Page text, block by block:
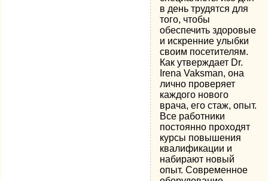
в день трудятся для
того, чтобы
обеспечить здоровые
и искренние улыбки
своим посетителям.
Как утверждает Dr.
Irena Vaksman, она
лично проверяет
каждого нового
врача, его стаж, опыт.
Все работники
постоянно проходят
курсы повышения
квалификации и
набирают новый
опыт. Современное